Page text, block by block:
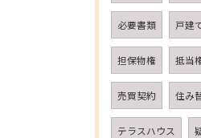
必要書類 戸建
担保物権 抵当
売買契約 住み
テラスハウス